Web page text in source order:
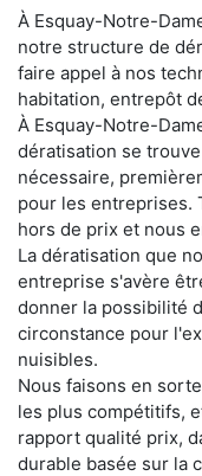
À Esquay-Notre-
notre structure de
faire appel à nos
habitation, entrepôt
À Esquay-Notre-
dératisation se
nécessaire,
pour les entreprises.
hors de prix et nous
La dératisation que
entreprise s'avère
donner la possibilité
circonstance pour
nuisibles.
Nous faisons en
les plus compétitifs,
rapport qualité prix,
durable basée sur la